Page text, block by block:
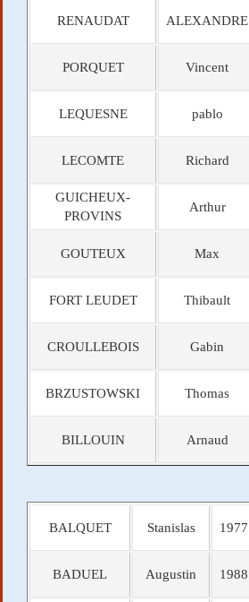
RENAUDAT ALEXANDRE
PORQUET Vincent
LEQUESNE pablo
LECOMTE Richard
GUICHEUX-
PROVINS
Arthur
GOUTEUX Max
FORT LEUDET Thibault
CROULLEBOIS Gabin
BRZUSTOWSKI Thomas
BILLOUIN Arnaud
BALQUET Stanislas 1977
BADUEL Augustin 1988